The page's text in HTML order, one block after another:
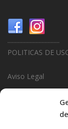
...................................
POLITICAS DE
Aviso Legal
Politica de